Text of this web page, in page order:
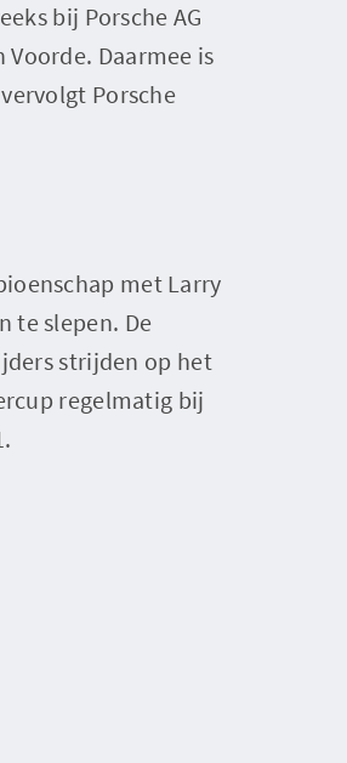
bij Porsche AG
Daarmee is
Porsche
met Larry
te slepen. De
strijden op het
regelmatig bij